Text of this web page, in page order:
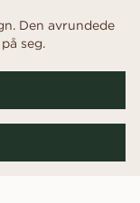
Den avrundede
seg.